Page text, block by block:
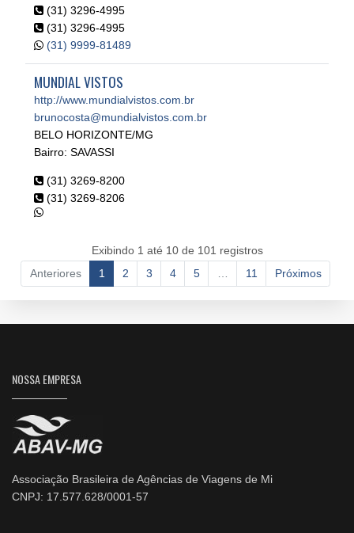
(31) 3296-4995
(31) 3296-4995
(31) 9999-81489
MUNDIAL VISTOS
http://www.mundialvistos.com.br
brunocosta@mundialvistos.com.br
BELO HORIZONTE/MG
Bairro: SAVASSI
(31) 3269-8200
(31) 3269-8206
Exibindo 1 até 10 de 101 registros
Anteriores
1 2 3 4 5 11 Próximos
NOSSA EMPRESA
Associação Brasileira de Agências de Viagens de Mi
CNPJ: 17.577.628/0001-57